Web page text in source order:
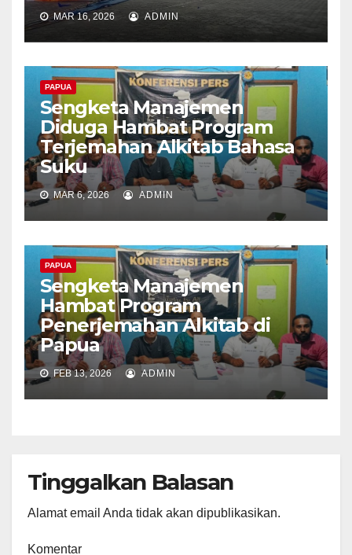
MAR 16, 2026 ADMIN
PAPUA
Sengketa Manajemen
Diduga Hambat Program
Terjemahan Alkitab Bahasa
Suku
MAR 6, 2026 ADMIN
PAPUA
Sengketa Manajemen
Hambat Program
Penerjemahan Alkitab di
Papua
FEB 13, 2026 ADMIN
Tinggalkan Balasan
Alamat email Anda tidak akan dipublikasikan.
Komentar